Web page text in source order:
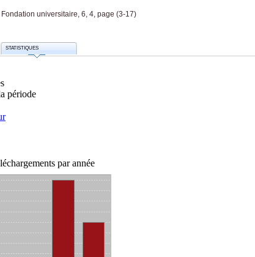
universitaire, 6, 4, page (3-17)
STATISTIQUES